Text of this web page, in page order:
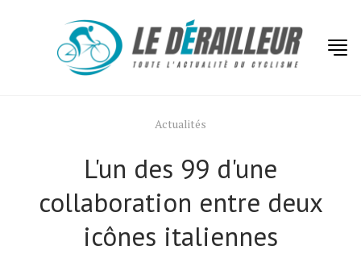
Actualités
L'un des 99 d'une
collaboration entre deux
icônes italiennes